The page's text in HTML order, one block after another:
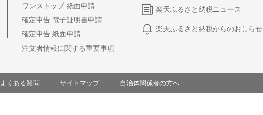
ワンストップ 紙面申請
確定申告 電子証明書申請
確定申告 紙面申請
注文者情報に関する重要事項
楽天ふるさと納税ニュース
楽天ふるさと納税からのおしらせ
よくある質問 サイトマップ 自治体関係者の方へ